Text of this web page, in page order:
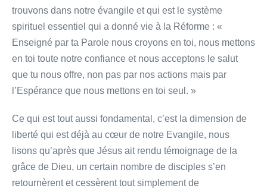
trouvons dans notre évangile et qui est le système
spirituel essentiel qui a donné vie à la Réforme : «
Enseigné par ta Parole nous croyons en toi, nous mettons
en toi toute notre confiance et nous acceptons le salut
que tu nous offre, non pas par nos actions mais par
l’Espérance que nous mettons en toi seul. »
Ce qui est tout aussi fondamental, c’est la dimension de
liberté qui est déjà au cœur de notre Evangile, nous
lisons qu’après que Jésus ait rendu témoignage de la
grâce de Dieu, un certain nombre de disciples s’en
retournèrent et cessèrent tout simplement de